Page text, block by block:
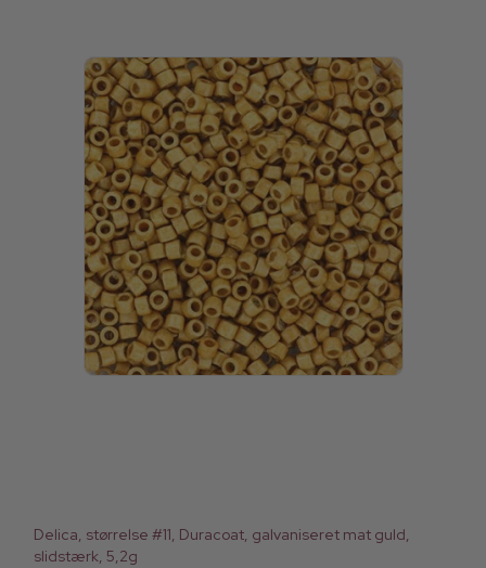
Delica, størrelse #11, Duracoat, galvaniseret mat guld,
slidstærk, 5,2g